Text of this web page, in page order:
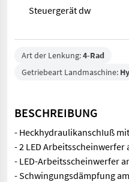
Steuergerät dw
Art der Lenkung:4-Rad
Getriebeart Landmaschine:
BESCHREIBUNG
- HeckhydraulikanschIuß
- 2 LED Arbeitsscheinwerfer
- LED-Arbeitsscheinwerfer
- Schwingungsdämpfung